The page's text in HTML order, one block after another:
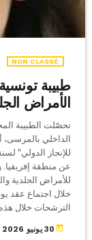
NON CLASSÉ
طبيبة
الأمراض
تحصّلت الطبيبة
الداخلي
عن منطقة إفريقيا.
للأمراض الجلدية
الترشحات خلال
today 30 يونيو 2026